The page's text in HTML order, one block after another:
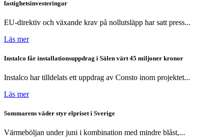
fastighetsinvesteringar
EU-direktiv och växande krav på nollutsläpp har satt press...
Läs mer
Instalco får installationsuppdrag i Sälen värt 45 miljoner kronor
Instalco har tilldelats ett uppdrag av Consto inom projektet...
Läs mer
Sommarens väder styr elpriset i Sverige
Värmeböljan under juni i kombination med mindre blåst,...